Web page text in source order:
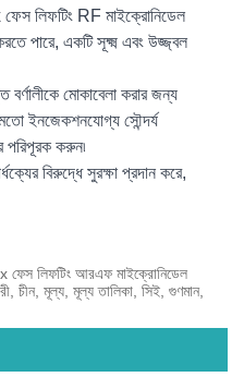
লিফটিং RF মাইক্রোনিডেল
পারে, একটি সূক্ষ্ম এবং উজ্জ্বল
মোকাবেলা করার জন্য
ইনজেকশনযোগ্য সৌন্দর্য
পরিপূরক করুন৷
বিরুদ্ধে সুরক্ষা প্রদান করে,
লিফটিং আরএফ মাইক্রোনিডেল
চীন, মূল্য, মূল্য তালিকা, সিই, গুণমান,